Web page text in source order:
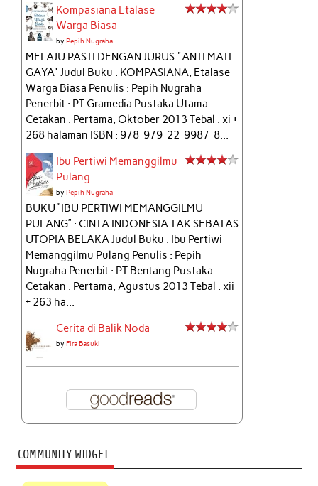
Kompasiana Etalase
Warga Biasa
byPepih Nugraha
MELAJU PASTI DENGAN JURUS "ANTI MATI
GAYA" Judul Buku : KOMPASIANA, Etalase
Warga Biasa Penulis : Pepih Nugraha
Penerbit : PT Gramedia Pustaka Utama
Cetakan : Pertama, Oktober 2013 Tebal : xi +
268 halaman ISBN : 978-979-22-9987-8...
Ibu Pertiwi Memanggilmu
Pulang
byPepih Nugraha
BUKU “IBU PERTIWI MEMANGGILMU
PULANG” : CINTA INDONESIA TAK SEBATAS
UTOPIA BELAKA Judul Buku : Ibu Pertiwi
Memanggilmu Pulang Penulis : Pepih
Nugraha Penerbit : PT Bentang Pustaka
Cetakan : Pertama, Agustus 2013 Tebal : xii
+ 263 ha...
Cerita di Balik Noda
byFira Basuki
COMMUNITY WIDGET